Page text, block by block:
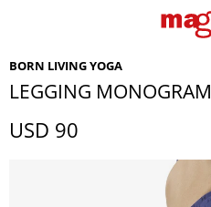
BORN LIVING YOGA
LEGGING MONOGRAM
USD 90